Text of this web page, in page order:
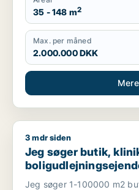
35 - 148 m2
Max. per måned
2.000.000 DKK
Jeg søger butik, klinik,
3 mdr siden
Jeg søger butik,
garage til salg i
Jeg søger 1-100000 m2